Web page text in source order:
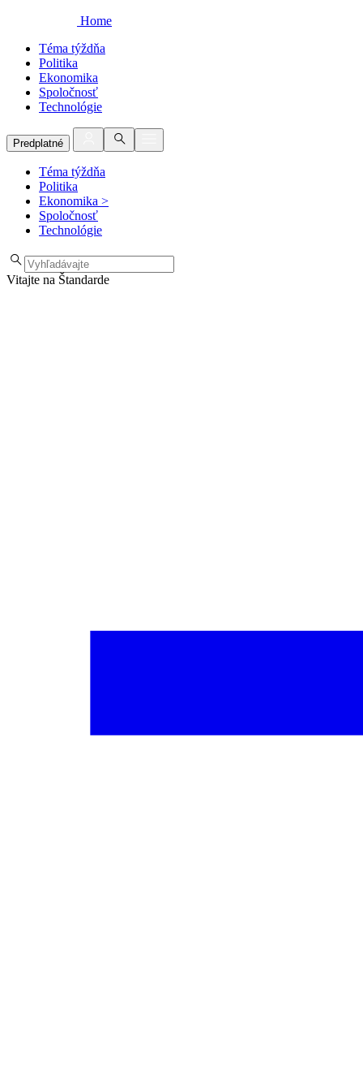
Home
Téma týždňa
Politika
Ekonomika
Spoločnosť
Technológie
Predplatné
Téma týždňa
Politika
Ekonomika >
Spoločnosť
Technológie
Vitajte na Štandarde